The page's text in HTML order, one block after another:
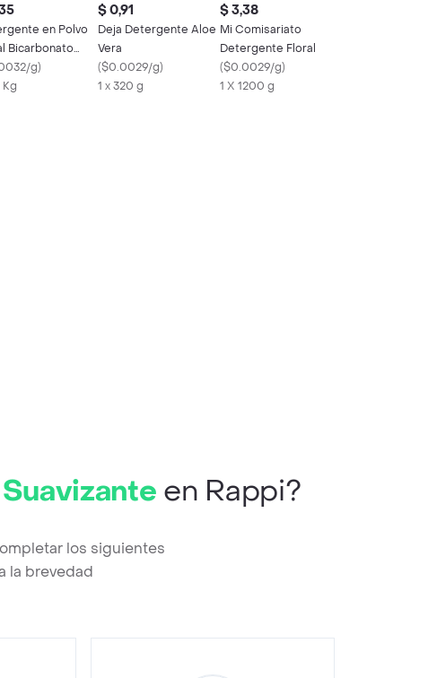
en Polvo
Bicarbonato
Kg g)
Kg
$ 0,91
Deja Detergente Aloe
Vera
($0.0029/g)
1 x 320 g
$ 3,38
Mi Comisariato
Detergente Floral
($0.0029/g)
1 X 1200 g
en Rappi?
los siguientes
la brevedad